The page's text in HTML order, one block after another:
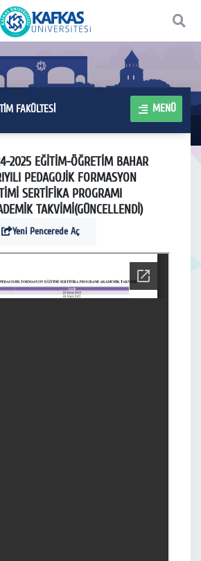
FAKÜLTESİ MENÜ
2025 EĞİTİM-ÖĞRETİM BAHAR
PEDAGOJİK FORMASYON
SERTİFİKA PROGRAMI
TAKVİMİ(GÜNCELLENDİ)
Yeni Pencerede Aç